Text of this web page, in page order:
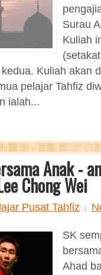
Surau
Kuliah
Kuliah akan
pelajar Tahfiz
ialah...
Anak -
Chong Wei
Pusat Tahfiz
SK
Ahad